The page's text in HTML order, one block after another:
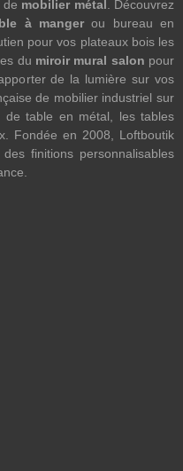
de mobilier métal
. Découvrez
à mangerou bureau en
pour vos plateaux bois les
du miroir mural salon pour
de la lumière sur vos
de mobilier industriel sur
de table en métal, les tables
Fondée en 2008, Loftboutik
finitions personnalisables